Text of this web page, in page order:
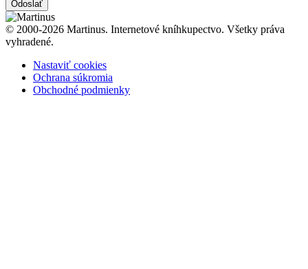
Odoslať
© 2000-2026 Martinus. Internetové kníhkupectvo. Všetky práva
vyhradené.
Nastaviť cookies
Ochrana súkromia
Obchodné podmienky